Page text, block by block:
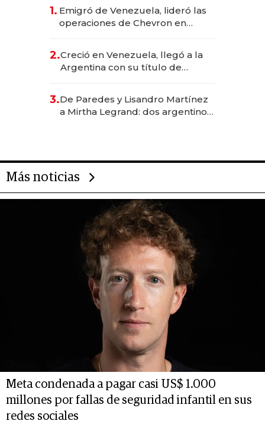
1. Emigró de Venezuela, lideró las
operaciones de Chevron en
2.Creció en Venezuela, llegó a la
Argentina con su título de
las marcas "fast premium"
3.De Paredes y Lisandro Martínez
a Mirtha Legrand: dos argentinos
Más noticias
Meta condenada a pagar casi US$ 1.000
millones por fallas de seguridad infantil en sus
redes sociales